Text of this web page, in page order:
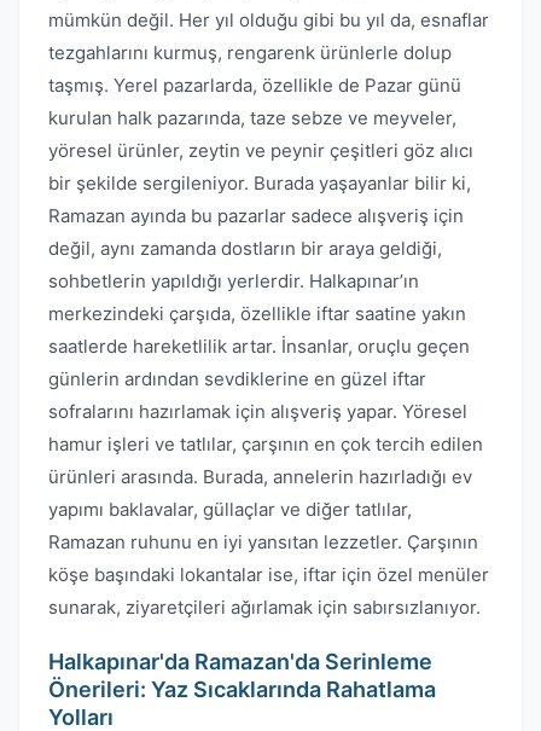
mümkün değil. Her yıl olduğu gibi bu yıl da, esnaflar
tezgahlarını kurmuş, rengarenk ürünlerle dolup
taşmış. Yerel pazarlarda, özellikle de Pazar günü
kurulan halk pazarında, taze sebze ve meyveler,
yöresel ürünler, zeytin ve peynir çeşitleri göz alıcı
bir şekilde sergileniyor. Burada yaşayanlar bilir ki,
Ramazan ayında bu pazarlar sadece alışveriş için
değil, aynı zamanda dostların bir araya geldiği,
sohbetlerin yapıldığı yerlerdir. Halkapınar’ın
merkezindeki çarşıda, özellikle iftar saatine yakın
saatlerde hareketlilik artar. İnsanlar, oruçlu geçen
günlerin ardından sevdiklerine en güzel iftar
sofralarını hazırlamak için alışveriş yapar. Yöresel
hamur işleri ve tatlılar, çarşının en çok tercih edilen
ürünleri arasında. Burada, annelerin hazırladığı ev
yapımı baklavalar, güllaçlar ve diğer tatlılar,
Ramazan ruhunu en iyi yansıtan lezzetler. Çarşının
köşe başındaki lokantalar ise, iftar için özel menüler
sunarak, ziyaretçileri ağırlamak için sabırsızlanıyor.
Halkapınar'da Ramazan'da Serinleme
Önerileri: Yaz Sıcaklarında Rahatlama
Yolları